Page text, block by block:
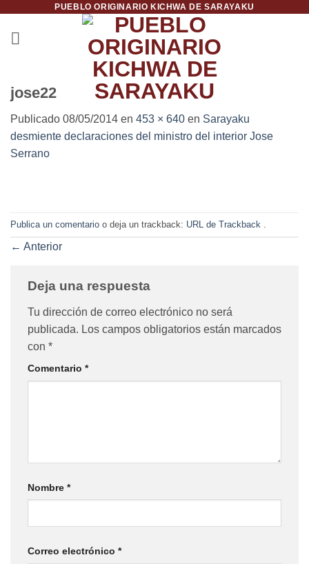
contenido
PUEBLO ORIGINARIO KICHWA DE SARAYAKU
jose22
Publicado 08/05/2014 en 453 × 640 en Sarayaku
desmiente declaraciones del ministro del interior Jose
Serrano
Publica un comentario o deja un trackback: URL de Trackback
← Anterior
Deja una respuesta
Tu dirección de correo electrónico no será
publicada. Los campos obligatorios están marcados
con *
Comentario *
Nombre *
Correo electrónico *